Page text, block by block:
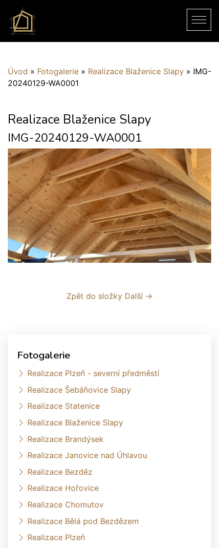
Úvod » Fotogalerie » Realizace Blaženice Slapy » IMG-
20240129-WA0001
Realizace Blaženice Slapy
IMG-20240129-WA0001
Zpět do složky Další →
Fotogalerie
Realizace Plzeň - severní předměstí
Realizace Šebáňovice Slapy
Realizace Statenice
Realizace Blaženice Slapy
Realizace Brandýsek
Realizace Janovice nad Úhlavou
Realizace Bezděz
Realizace Hořovice
Realizace Chomutov
Realizace Bělá pod Bezdězem
Realizace Plzeň